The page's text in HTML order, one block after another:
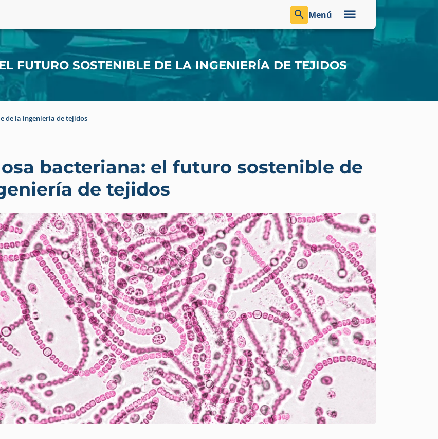
Menú
FUTURO SOSTENIBLE DE LA INGENIERÍA DE TEJIDOS
de la ingeniería de tejidos
bacteriana: el futuro sostenible de
de tejidos